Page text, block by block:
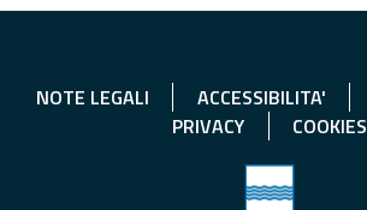
NOTE LEGALI ACCESSIBILITA'
PRIVACY
COOKIES